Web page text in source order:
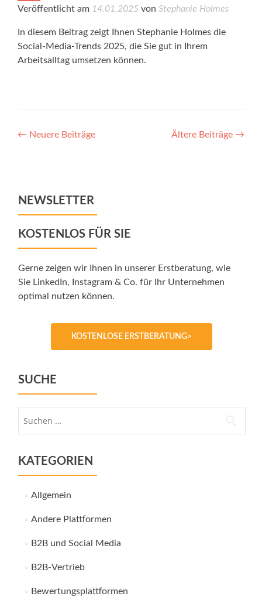
Veröffentlicht am 14.01.2025 von Stephanie Holmes
In diesem Beitrag zeigt Ihnen Stephanie Holmes die
Social-Media-Trends 2025, die Sie gut in Ihrem
Arbeitsalltag umsetzen können.
Posts
Ältere Beiträge →
← Neuere Beiträge
NEWSLETTER
KOSTENLOS FÜR SIE
Gerne zeigen wir Ihnen in unserer Erstberatung, wie
Sie LinkedIn, Instagram & Co. für Ihr Unternehmen
optimal nutzen können.
KOSTENLOSE ERSTBERATUNG>
SUCHE
KATEGORIEN
Allgemein
Andere Plattformen
B2B und Social Media
B2B-Vertrieb
Bewertungsplattformen